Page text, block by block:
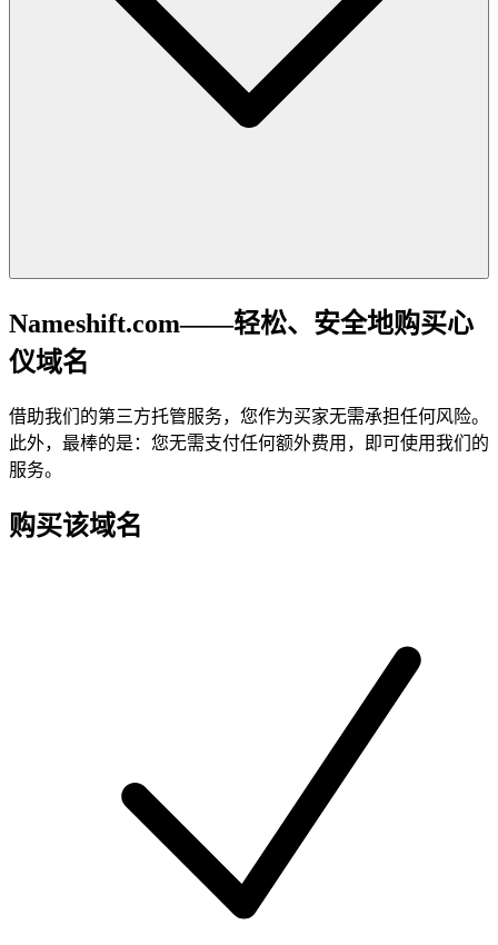
Nameshift.com——轻松、安全地购买心
仪域名
借助我们的第三方托管服务，您作为买家无需承担任何风险。
此外，最棒的是：您无需支付任何额外费用，即可使用我们的
服务。
购买该域名